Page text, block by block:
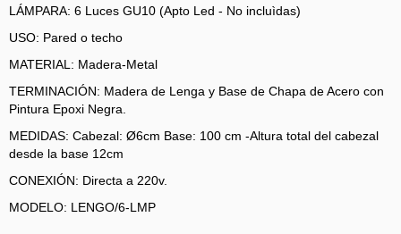
LÁMPARA: 6 Luces GU10 (Apto Led - No incluìdas)
USO: Pared o techo
MATERIAL: Madera-Metal
TERMINACIÓN: Madera de Lenga y Base de Chapa de Acero con
Pintura Epoxi Negra.
MEDIDAS: Cabezal: Ø6cm Base: 100 cm -Altura total del cabezal
desde la base 12cm
CONEXIÓN: Directa a 220v.
MODELO: LENGO/6-LMP